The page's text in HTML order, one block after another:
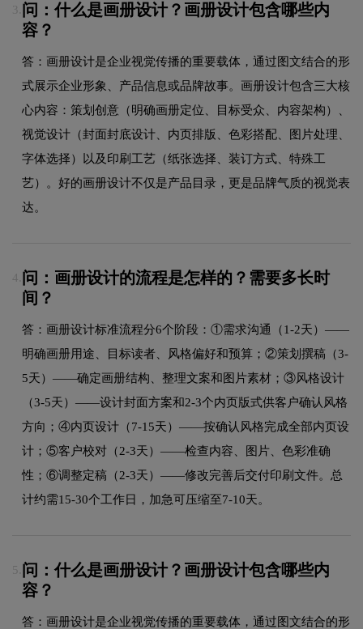
3. 问：什么是画册设计？画册设计包含哪些内
容？
答：画册设计是企业视觉传播的重要载体，通过图文结合的形
式展示企业形象、产品信息或品牌故事。画册设计包含三大核
心内容：策划创意（明确画册定位、目标受众、内容架构）、
视觉设计（封面封底设计、内页排版、色彩搭配、图片处理、
字体选择）以及印刷工艺（纸张选择、装订方式、特殊工
艺）。好的画册设计不仅是产品目录，更是品牌气质的视觉表
达。
4. 问：画册设计的流程是怎样的？需要多长时
间？
答：画册设计标准流程分6个阶段：①需求沟通（1-2天）——
明确画册用途、目标读者、风格偏好和预算；②策划撰稿（3-
5天）——确定画册结构、整理文案和图片素材；③风格设计
（3-5天）——设计封面方案和2-3个内页版式供客户确认风格
方向；④内页设计（7-15天）——按确认风格完成全部内页设
计；⑤客户校对（2-3天）——检查内容、图片、色彩准确
性；⑥调整定稿（2-3天）——修改完善后交付印刷文件。总
计约需15-30个工作日，加急可压缩至7-10天。
5. 问：什么是画册设计？画册设计包含哪些内
容？
答：画册设计是企业视觉传播的重要载体，通过图文结合的形